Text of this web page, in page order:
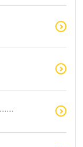
……